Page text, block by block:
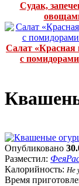
Судак,
Салат «Красная
с
Опубликовано
Разместил:
Калорийность: Не
Время